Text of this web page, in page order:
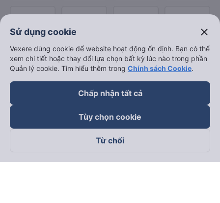
Theo dõi chúng tôi trên
Sử dụng cookie close
Vexere dùng cookie để website hoạt động ổn định. Bạn có thể
xem chi tiết hoặc thay đổi lựa chọn bất kỳ lúc nào trong phần
Quản lý cookie. Tìm hiểu thêm trong Chính sách Cookie.
Chấp nhận tất cả
Tùy chọn cookie
Từ chối